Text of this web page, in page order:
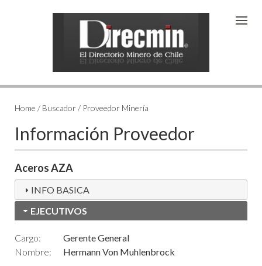
Home / Buscador / Proveedor Minería
Información Proveedor
Aceros AZA
INFO BASICA
EJECUTIVOS
Cargo:
Gerente General
Nombre:
Hermann Von Muhlenbrock